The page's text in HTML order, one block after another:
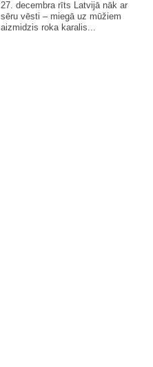
27. decembra rīts Latvijā nāk ar
sēru vēsti – miegā uz mūžiem
aizmidzis roka karalis...